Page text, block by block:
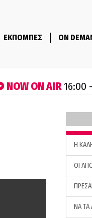
ΕΚΠΟΜΠΕΣ ON
NOW ON AIR16:00
H
ΟΙ
ΝΑ ΤΑ